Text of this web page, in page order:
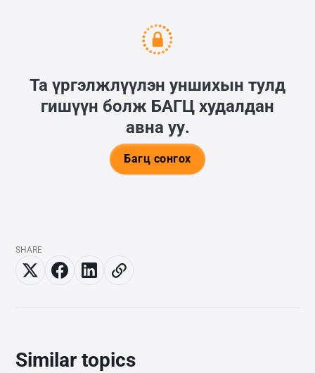
Та үргэлжлүүлэн уншихын тулд
гишүүн болж БАГЦ худалдан
авна уу.
Багц сонгох
SHARE
Similar topics